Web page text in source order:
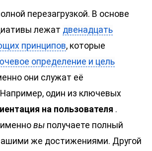
перезагрузкой. В основе
лежат двенадцать
принципов, которые
определение и цель
они служат её
один из ключевых
на пользователя .
вы получаете полный
же достижениями. Другой